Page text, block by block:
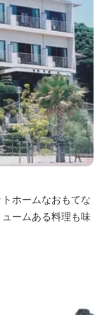
ホームなおもてな
ームある料理も味